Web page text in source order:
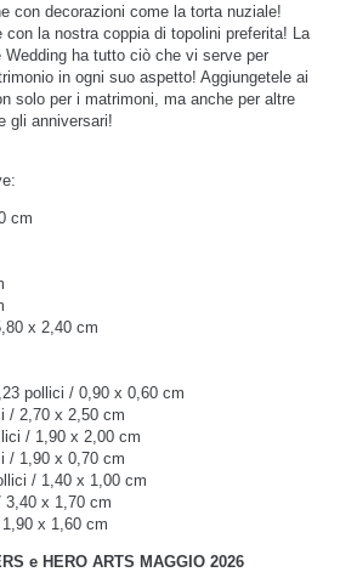
con decorazioni come la torta nuziale!
con la nostra coppia di topolini preferita! La
ha tutto ciò che vi serve per
in ogni suo aspetto! Aggiungetele ai
solo per i matrimoni, ma anche per altre
gli anniversari!
cm
x 2,40 cm
pollici / 0,90 x 0,60 cm
/ 2,70 x 2,50 cm
/ 1,90 x 2,00 cm
/ 1,90 x 0,70 cm
/ 1,40 x 1,00 cm
3,40 x 1,70 cm
x 1,60 cm
e HERO ARTS MAGGIO 2026